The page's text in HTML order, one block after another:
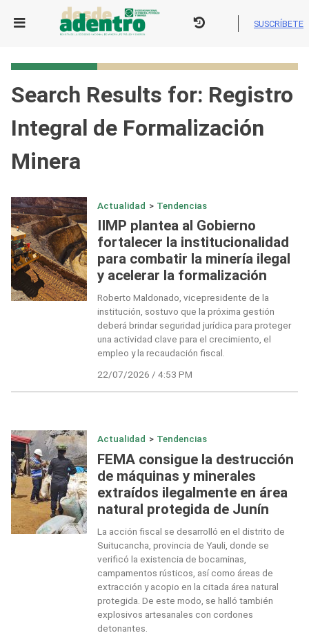
SUSCRÍBETE
Search Results for: Registro
Integral de Formalización
Minera
Actualidad > Tendencias
IIMP plantea al Gobierno
fortalecer la institucionalidad
para combatir la minería ilegal
y acelerar la formalización
Roberto Maldonado, vicepresidente de la
institución, sostuvo que la próxima gestión
deberá brindar seguridad jurídica para proteger
una actividad clave para el crecimiento, el
empleo y la recaudación fiscal.
22/07/2026 / 4:53 PM
Actualidad > Tendencias
FEMA consigue la destrucción
de máquinas y minerales
extraídos ilegalmente en área
natural protegida de Junín
La acción fiscal se desarrolló en el distrito de
Suitucancha, provincia de Yauli, donde se
verificó la existencia de bocaminas,
campamentos rústicos, así como áreas de
extracción y acopio en la citada área natural
protegida. De este modo, se halló también
explosivos artesanales con cordones
detonantes.